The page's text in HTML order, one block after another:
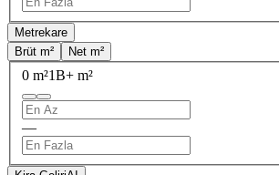
Metrekare
Brüt m²
Net m²
0 m²1B+ m²
—